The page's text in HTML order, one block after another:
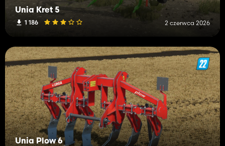
Unia Kret 5
1 186 2 czerwca 2026
Unia Plow 6